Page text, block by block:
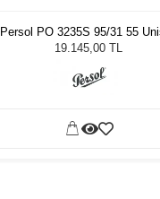
Persol PO 3235S 95/31 55
Güneş Gözlüğü
19.145,00 TL